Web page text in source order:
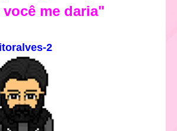
você me daria"
2